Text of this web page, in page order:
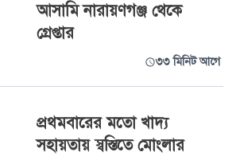
আসামি নারায়ণগঞ্জ থেকে
গ্রেপ্তার
৩৩ মিনিট আগে
প্রথমবারের মতো খাদ্য
সহায়তায় স্বস্তিতে মোংলার